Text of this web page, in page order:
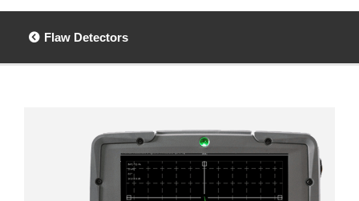
Flaw Detectors